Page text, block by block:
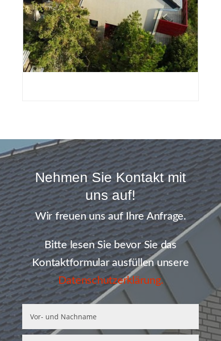
Nehmen Sie Kontakt mit
uns auf!
Wir freuen uns auf Ihre Anfrage.
Bitte lesen Sie bevor Sie das
Kontaktformular ausfüllen unsere
Datenschutzerklärung.